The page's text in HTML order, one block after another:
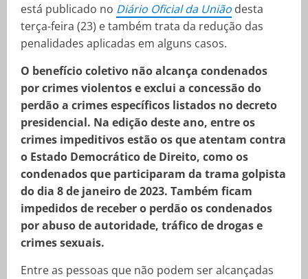
está publicado no Diário Oficial da União desta
terça-feira (23) e também trata da redução das
penalidades aplicadas em alguns casos.
O benefício coletivo não alcança condenados
por crimes violentos e exclui a concessão do
perdão a crimes específicos listados no decreto
presidencial. Na edição deste ano, entre os
crimes impeditivos estão os que atentam contra
o Estado Democrático de Direito, como os
condenados que participaram da trama golpista
do dia 8 de janeiro de 2023. Também ficam
impedidos de receber o perdão os condenados
por abuso de autoridade, tráfico de drogas e
crimes sexuais.
Entre as pessoas que não podem ser alcançadas